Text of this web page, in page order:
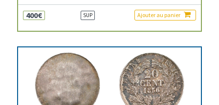
400€ SUP Ajouter au panier